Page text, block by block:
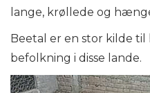
lange, krøllede og
Beetal er en stor kilde
befolkning i disse lande.